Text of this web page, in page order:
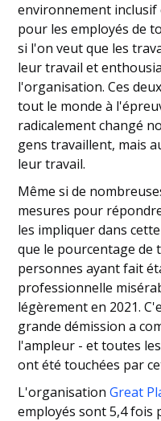
environnement
pour les employés de
si l'on veut que les
leur travail et
l'organisation. Ces
tout le monde à
radicalement changé
gens travaillent, mais
leur travail.
Même si de
mesures pour
les impliquer dans
que le pourcentage de
personnes ayant fait
professionnelle
légèrement en 2021.
grande démission a
l'ampleur - et toutes
ont été touchées par
L'organisationGreat
employés sont 5,4 fois